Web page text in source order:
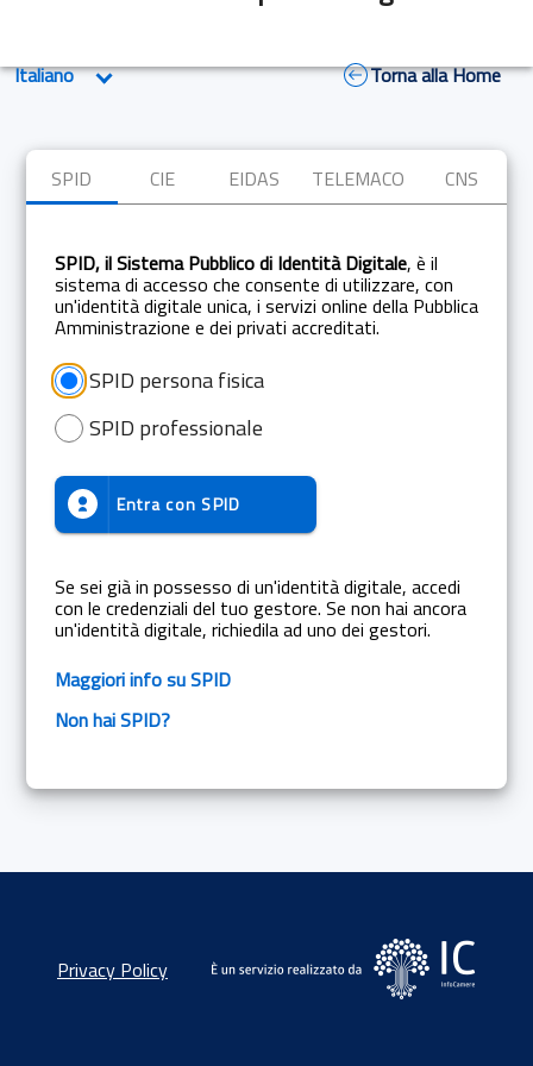
Torna alla Home
SPID CIE EIDAS TELEMACO CNS
SPID, il Sistema Pubblico di Identità Digitale, è il
sistema di accesso che consente di utilizzare, con
un'identità digitale unica, i servizi online della Pubblica
Amministrazione e dei privati accreditati.
SPID persona fisica
SPID professionale
Entra con SPID
Se sei già in possesso di un'identità digitale, accedi
con le credenziali del tuo gestore. Se non hai ancora
un'identità digitale, richiedila ad uno dei gestori.
Maggiori info su SPID
Non hai SPID?
Privacy Policy